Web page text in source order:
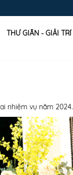
THƯ GIÃN - GIẢI TRÍ
nhiệm vụ năm 2024.